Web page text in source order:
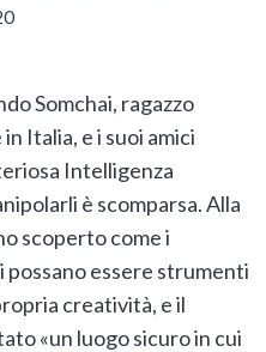
Somchai, ragazzo
Italia, e i suoi amici
Intelligenza
è scomparsa. Alla
scoperto come i
essere strumenti
creatività, e il
«un luogo sicuro in cui